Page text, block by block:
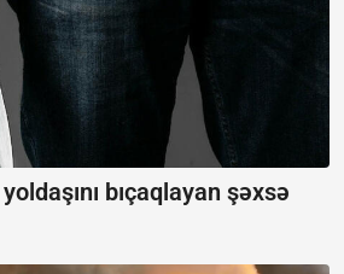
bıçaqlayan şəxsə